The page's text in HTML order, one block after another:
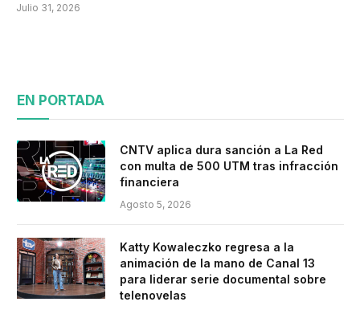
Julio 31, 2026
EN PORTADA
CNTV aplica dura sanción a La Red
con multa de 500 UTM tras infracción
financiera
Agosto 5, 2026
Katty Kowaleczko regresa a la
animación de la mano de Canal 13
para liderar serie documental sobre
telenovelas